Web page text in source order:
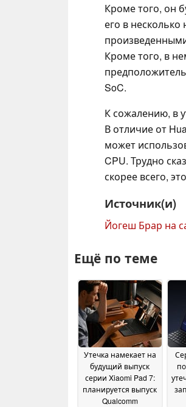
Кроме того, он
его в
Кроме того, в
SoC.
К сожалению, в
В отличие от
может
CPU. Трудно
скорее всего,
Источник(и)
Йогеш Брар на
Ещё по теме
Утечка намекает на
будущий выпуск
серии Xiaomi Pad 7:
планируется выпуск
Qualcomm